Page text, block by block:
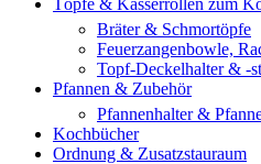
Töpfe & Kasserrollen zum
Bräter & Schmortöpfe
Feuerzangenbowle,
Topf-Deckelhalter & -
Pfannen & Zubehör
Pfannenhalter &
Kochbücher
Ordnung & Zusatzstauraum